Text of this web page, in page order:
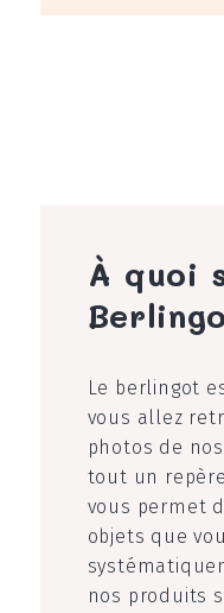
À quoi
Le berlingot
vous allez
photos de
tout un
vous permet
objets que
nos produits